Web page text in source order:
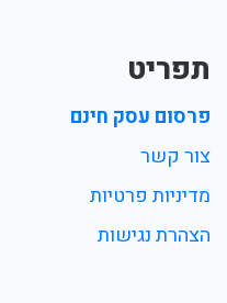
תפריט
פרסום עסק חינם
צור קשר
מדיניות פרטיות
הצהרת נגישות